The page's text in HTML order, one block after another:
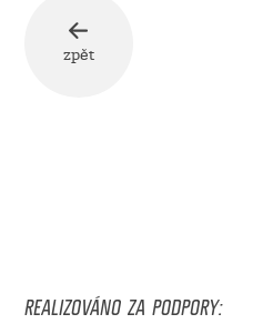
zpět
REALIZOVÁNO ZA PODPORY: